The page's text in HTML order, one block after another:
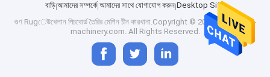
বাড়ি আমাদের সম্পর্কে আমাদের সাথে যোগাযোগ করুন Desktop Site
গুণ Rugেউখেলান পিচবোর্ড তৈরির মেশিনচীন কারখানা.Copyright © 2026 cardboard-
machinery.com. All Rights Reserved.